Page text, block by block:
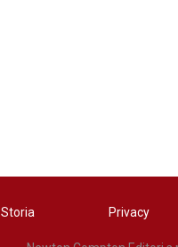
Storia Privacy